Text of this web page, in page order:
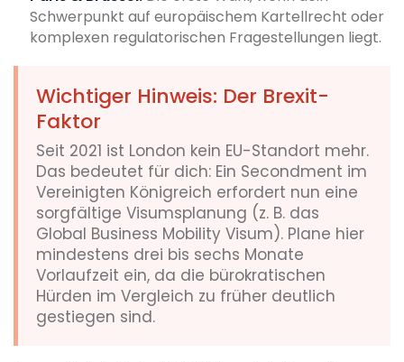
Schwerpunkt auf europäischem Kartellrecht oder
komplexen regulatorischen Fragestellungen liegt.
Wichtiger Hinweis: Der Brexit-
Faktor
Seit 2021 ist London kein EU-Standort mehr.
Das bedeutet für dich: Ein Secondment im
Vereinigten Königreich erfordert nun eine
sorgfältige Visumsplanung (z. B. das
Global Business Mobility Visum). Plane hier
mindestens drei bis sechs Monate
Vorlaufzeit ein, da die bürokratischen
Hürden im Vergleich zu früher deutlich
gestiegen sind.